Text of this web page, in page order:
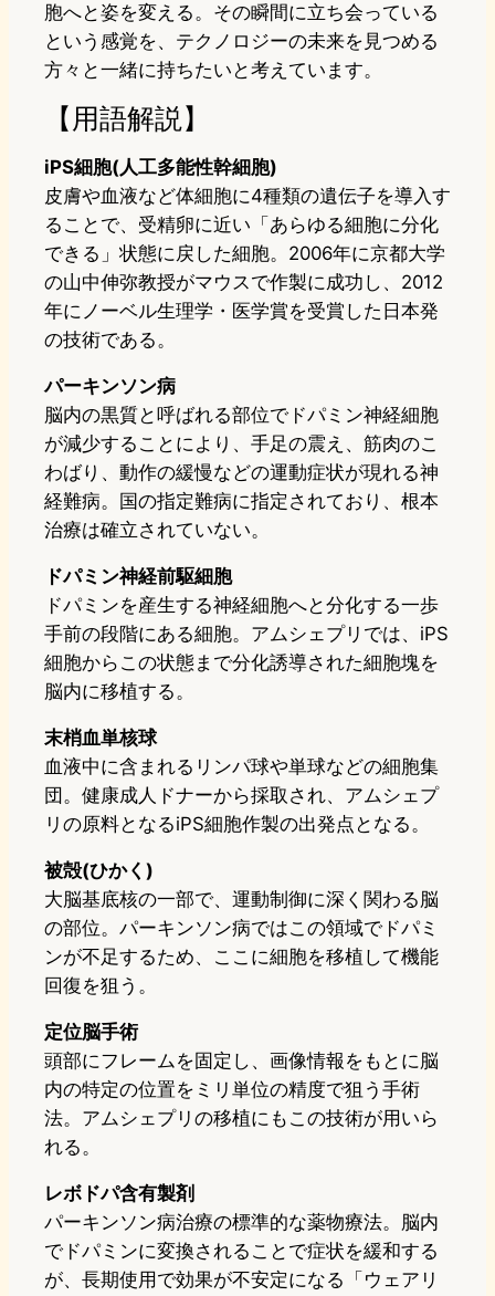
胞へと姿を変える。その瞬間に立ち会っている
という感覚を、テクノロジーの未来を見つめる
方々と一緒に持ちたいと考えています。
【用語解説】
iPS細胞(人工多能性幹細胞)
皮膚や血液など体細胞に4種類の遺伝子を導入す
ることで、受精卵に近い「あらゆる細胞に分化
できる」状態に戻した細胞。2006年に京都大学
の山中伸弥教授がマウスで作製に成功し、2012
年にノーベル生理学・医学賞を受賞した日本発
の技術である。
パーキンソン病
脳内の黒質と呼ばれる部位でドパミン神経細胞
が減少することにより、手足の震え、筋肉のこ
わばり、動作の緩慢などの運動症状が現れる神
経難病。国の指定難病に指定されており、根本
治療は確立されていない。
ドパミン神経前駆細胞
ドパミンを産生する神経細胞へと分化する一歩
手前の段階にある細胞。アムシェプリでは、iPS
細胞からこの状態まで分化誘導された細胞塊を
脳内に移植する。
末梢血単核球
血液中に含まれるリンパ球や単球などの細胞集
団。健康成人ドナーから採取され、アムシェプ
リの原料となるiPS細胞作製の出発点となる。
被殻(ひかく)
大脳基底核の一部で、運動制御に深く関わる脳
の部位。パーキンソン病ではこの領域でドパミ
ンが不足するため、ここに細胞を移植して機能
回復を狙う。
定位脳手術
頭部にフレームを固定し、画像情報をもとに脳
内の特定の位置をミリ単位の精度で狙う手術
法。アムシェプリの移植にもこの技術が用いら
れる。
レボドパ含有製剤
パーキンソン病治療の標準的な薬物療法。脳内
でドパミンに変換されることで症状を緩和する
が、長期使用で効果が不安定になる「ウェアリ